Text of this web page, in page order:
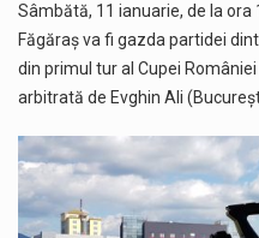
Sâmbătă, 11 ianuarie, de la ora
Făgăraș va fi gazda partidei
din primul tur al Cupei
arbitrată de Evghin Ali